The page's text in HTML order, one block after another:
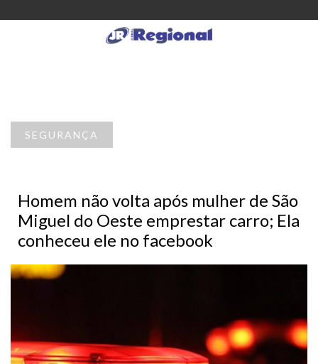
SEGURANÇA
Homem não volta após mulher de São
Miguel do Oeste emprestar carro; Ela
conheceu ele no facebook